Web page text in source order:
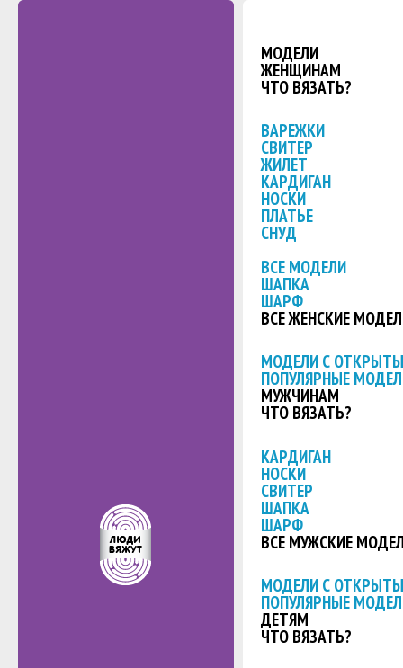
МОДЕЛИ
ЖЕНЩИНАМ
ЧТО ВЯЗАТЬ?
ВАРЕЖКИ
СВИТЕР
ЖИЛЕТ
КАРДИГАН
НОСКИ
ПЛАТЬЕ
СНУД
ВСЕ МОДЕЛИ
ШАПКА
ШАРФ
ВСЕ ЖЕНСКИЕ
МОДЕЛИ С
ПОПУЛЯРНЫЕ
МУЖЧИНАМ
ЧТО ВЯЗАТЬ?
КАРДИГАН
НОСКИ
СВИТЕР
ШАПКА
ШАРФ
ВСЕ МУЖСКИЕ
МОДЕЛИ С
ПОПУЛЯРНЫЕ
ДЕТЯМ
ЧТО ВЯЗАТЬ?